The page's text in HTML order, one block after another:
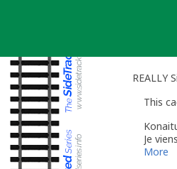
REALLY
This
Je
la
More